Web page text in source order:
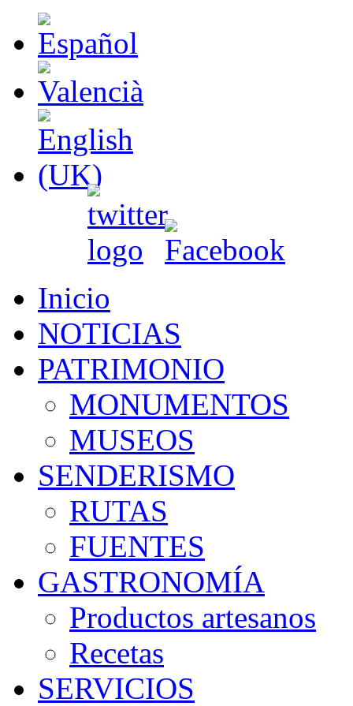
Inicio
NOTICIAS
PATRIMONIO
MONUMENTOS
MUSEOS
SENDERISMO
RUTAS
FUENTES
GASTRONOMÍA
Productos artesanos
Recetas
SERVICIOS